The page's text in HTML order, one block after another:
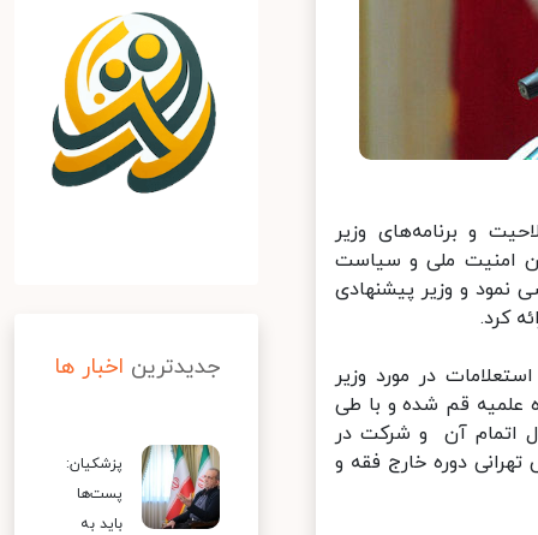
و برنامه‌های وزیر
امنیت ملی و سیاست
و وزیر پیشنهادی
کرد.
در مورد وزیر
قم شده و با طی
اتمام آن و شرکت در
دوره خارج فقه و
جدیدترین اخبار ها
پزشکیان:
پست‌ها
باید به